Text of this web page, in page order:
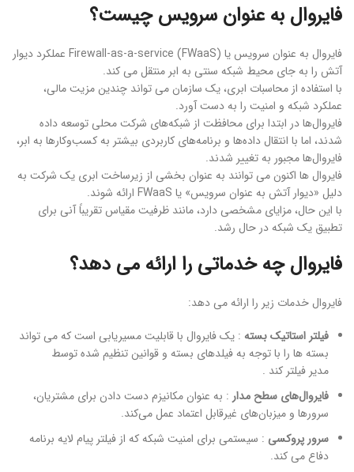
فایروال به عنوان سرویس چیست؟
فایروال به عنوان سرویس یا Firewall-as-a-service (FWaaS) عملکرد دیوار
آتش را به جای محیط شبکه سنتی به ابر منتقل می کند.
با استفاده از محاسبات ابری، یک سازمان می تواند چندین مزیت مالی،
عملکرد شبکه و امنیت را به دست آورد.
فایروال‌ها در ابتدا برای محافظت از شبکه‌های شرکت محلی توسعه داده
شدند، اما با انتقال داده‌ها و برنامه‌های کاربردی بیشتر به کسب‌وکارها به ابر،
فایروال‌ها مجبور به تغییر شدند.
فایروال ها اکنون می توانند به عنوان بخشی از زیرساخت ابری یک شرکت به
دلیل «دیوار آتش به عنوان سرویس» یا FWaaS ارائه شوند.
با این حال، مزایای مشخصی دارد، مانند ظرفیت مقیاس تقریباً آنی برای
تطبیق یک شبکه در حال رشد.
فایروال چه خدماتی را ارائه می دهد؟
فایروال خدمات زیر را ارائه می دهد:
فیلتر استاتیک بسته : یک فایروال با قابلیت مسیریابی است که می تواند
بسته ها را با توجه به فیلدهای بسته و قوانین تنظیم شده توسط
مدیر فیلتر کند .
فایروال‌های سطح مدار : به عنوان مکانیزم دست دادن برای مشتریان،
سرورها و میزبان‌های غیرقابل اعتماد عمل می‌کند.
سرور پروکسی : سیستمی برای امنیت شبکه که از فیلتر پیام لایه برنامه
دفاع می کند.